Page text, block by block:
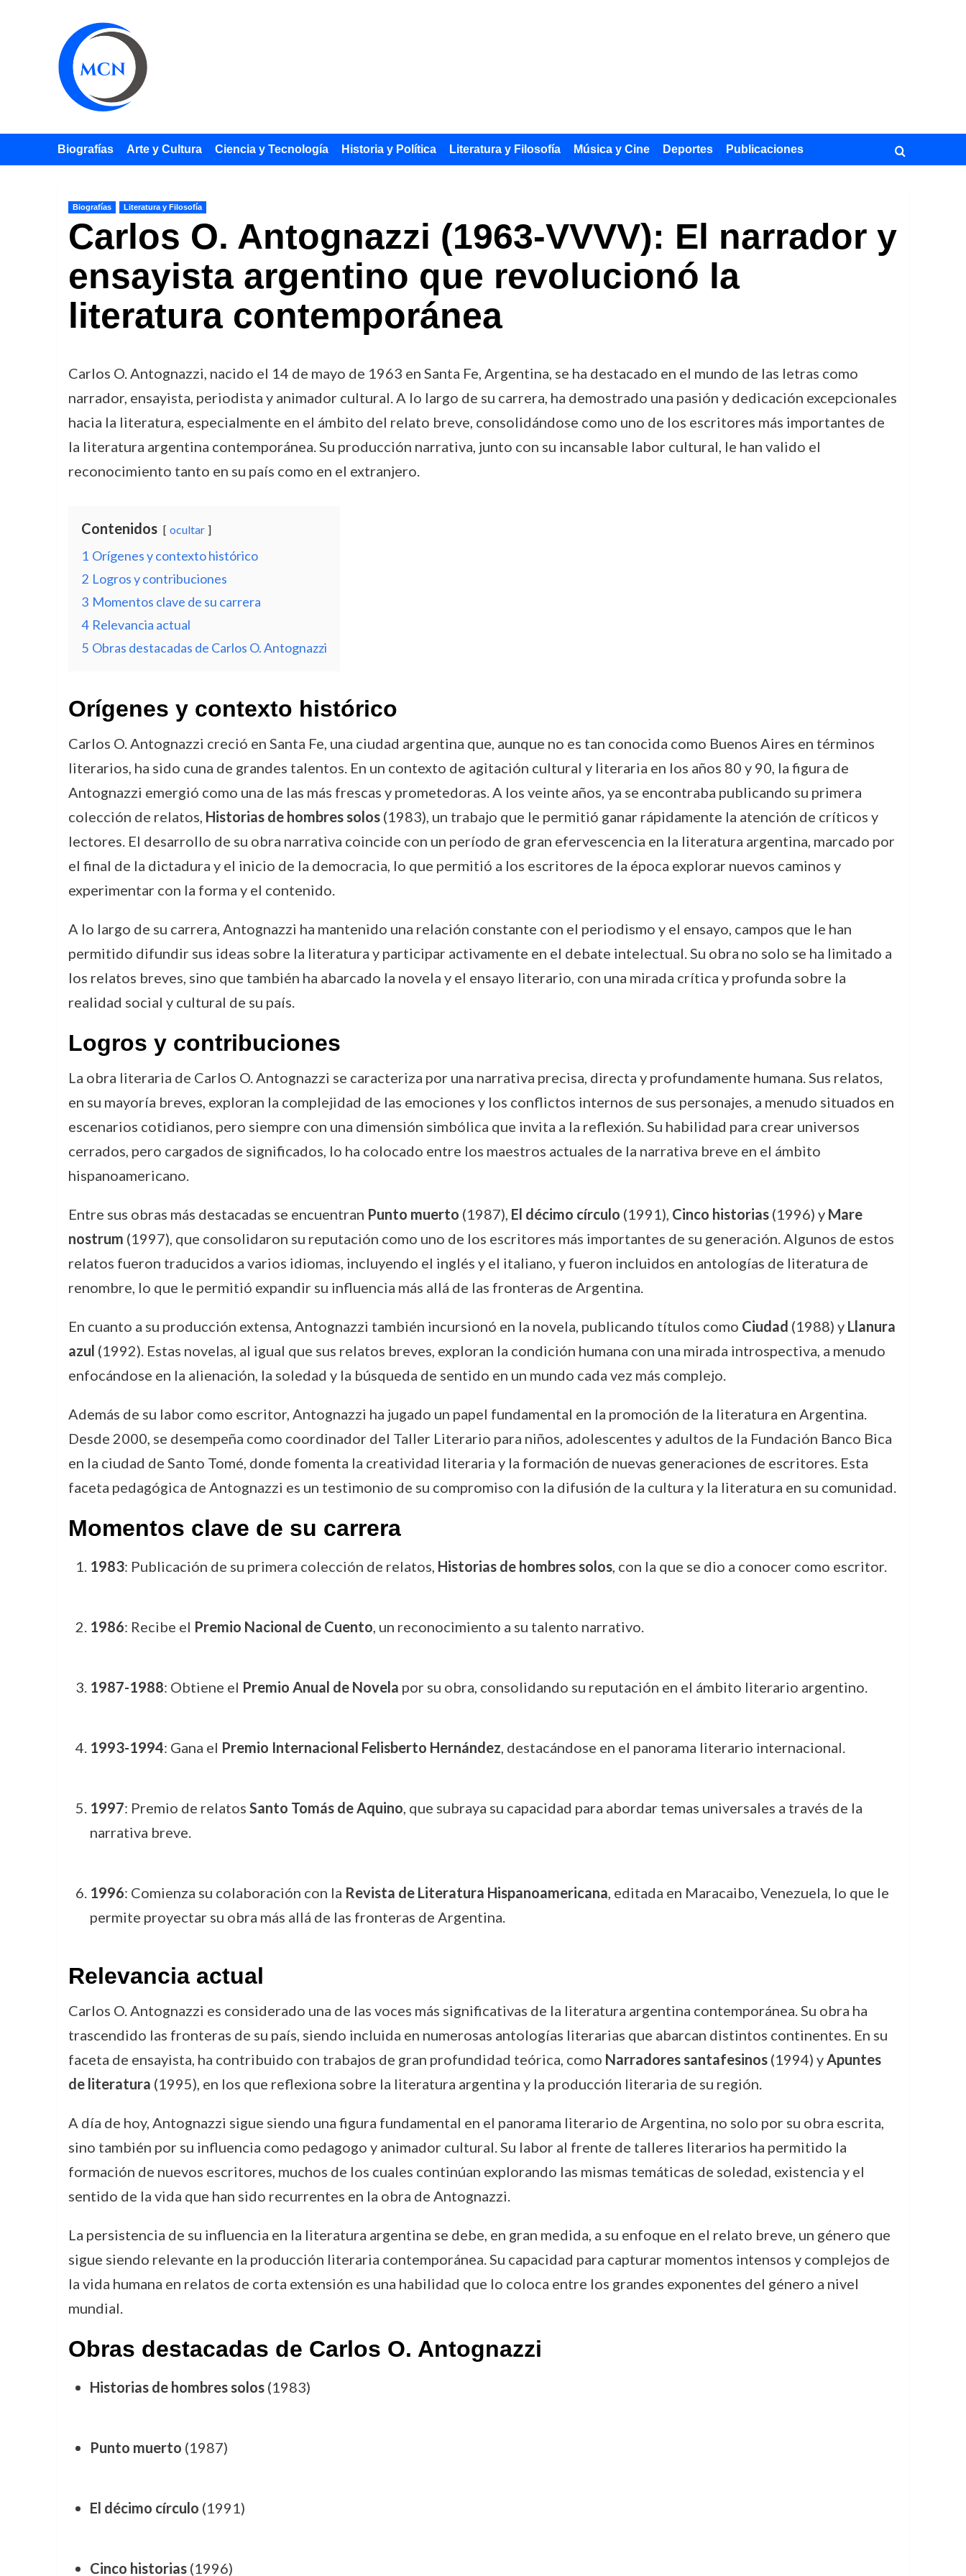
Biografías Arte y Cultura Ciencia y Tecnología Historia y Política Literatura y Filosofía Música y Cine Deportes Publicaciones
Biografías Literatura y Filosofía
Carlos O. Antognazzi (1963-VVVV): El narrador y
ensayista argentino que revolucionó la
literatura contemporánea
Carlos O. Antognazzi, nacido el 14 de mayo de 1963 en Santa Fe, Argentina, se ha destacado en el mundo de las letras como
narrador, ensayista, periodista y animador cultural. A lo largo de su carrera, ha demostrado una pasión y dedicación excepcionales
hacia la literatura, especialmente en el ámbito del relato breve, consolidándose como uno de los escritores más importantes de
la literatura argentina contemporánea. Su producción narrativa, junto con su incansable labor cultural, le han valido el
reconocimiento tanto en su país como en el extranjero.
Contenidos ocultar
1 Orígenes y contexto histórico
2 Logros y contribuciones
3 Momentos clave de su carrera
4 Relevancia actual
5 Obras destacadas de Carlos O. Antognazzi
Orígenes y contexto histórico
Carlos O. Antognazzi creció en Santa Fe, una ciudad argentina que, aunque no es tan conocida como Buenos Aires en términos
literarios, ha sido cuna de grandes talentos. En un contexto de agitación cultural y literaria en los años 80 y 90, la figura de
Antognazzi emergió como una de las más frescas y prometedoras. A los veinte años, ya se encontraba publicando su primera
colección de relatos, Historias de hombres solos(1983), un trabajo que le permitió ganar rápidamente la atención de críticos y
lectores. El desarrollo de su obra narrativa coincide con un período de gran efervescencia en la literatura argentina, marcado por
el final de la dictadura y el inicio de la democracia, lo que permitió a los escritores de la época explorar nuevos caminos y
experimentar con la forma y el contenido.
A lo largo de su carrera, Antognazzi ha mantenido una relación constante con el periodismo y el ensayo, campos que le han
permitido difundir sus ideas sobre la literatura y participar activamente en el debate intelectual. Su obra no solo se ha limitado a
los relatos breves, sino que también ha abarcado la novela y el ensayo literario, con una mirada crítica y profunda sobre la
realidad social y cultural de su país.
Logros y contribuciones
La obra literaria de Carlos O. Antognazzi se caracteriza por una narrativa precisa, directa y profundamente humana. Sus relatos,
en su mayoría breves, exploran la complejidad de las emociones y los conflictos internos de sus personajes, a menudo situados en
escenarios cotidianos, pero siempre con una dimensión simbólica que invita a la reflexión. Su habilidad para crear universos
cerrados, pero cargados de significados, lo ha colocado entre los maestros actuales de la narrativa breve en el ámbito
hispanoamericano.
Entre sus obras más destacadas se encuentran Punto muerto (1987), El décimo círculo (1991), Cinco historias(1996) y Mare
nostrum (1997), que consolidaron su reputación como uno de los escritores más importantes de su generación. Algunos de estos
relatos fueron traducidos a varios idiomas, incluyendo el inglés y el italiano, y fueron incluidos en antologías de literatura de
renombre, lo que le permitió expandir su influencia más allá de las fronteras de Argentina.
En cuanto a su producción extensa, Antognazzi también incursionó en la novela, publicando títulos como Ciudad (1988) y Llanura
azul (1992). Estas novelas, al igual que sus relatos breves, exploran la condición humana con una mirada introspectiva, a menudo
enfocándose en la alienación, la soledad y la búsqueda de sentido en un mundo cada vez más complejo.
Además de su labor como escritor, Antognazzi ha jugado un papel fundamental en la promoción de la literatura en Argentina.
Desde 2000, se desempeña como coordinador del Taller Literario para niños, adolescentes y adultos de la Fundación Banco Bica
en la ciudad de Santo Tomé, donde fomenta la creatividad literaria y la formación de nuevas generaciones de escritores. Esta
faceta pedagógica de Antognazzi es un testimonio de su compromiso con la difusión de la cultura y la literatura en su comunidad.
Momentos clave de su carrera
1983: Publicación de su primera colección de relatos, Historias de hombres solos, con la que se dio a conocer como escritor.
1986: Recibe el Premio Nacional de Cuento, un reconocimiento a su talento narrativo.
1987-1988: Obtiene el Premio Anual de Novela por su obra, consolidando su reputación en el ámbito literario argentino.
1993-1994: Gana el Premio Internacional Felisberto Hernández, destacándose en el panorama literario internacional.
1997: Premio de relatos Santo Tomás de Aquino, que subraya su capacidad para abordar temas universales a través de la
narrativa breve.
1996: Comienza su colaboración con la Revista de Literatura Hispanoamericana, editada en Maracaibo, Venezuela, lo que le
permite proyectar su obra más allá de las fronteras de Argentina.
Relevancia actual
Carlos O. Antognazzi es considerado una de las voces más significativas de la literatura argentina contemporánea. Su obra ha
trascendido las fronteras de su país, siendo incluida en numerosas antologías literarias que abarcan distintos continentes. En su
faceta de ensayista, ha contribuido con trabajos de gran profundidad teórica, como Narradores santafesinos(1994) yApuntes
de literatura (1995), en los que reflexiona sobre la literatura argentina y la producción literaria de su región.
A día de hoy, Antognazzi sigue siendo una figura fundamental en el panorama literario de Argentina, no solo por su obra escrita,
sino también por su influencia como pedagogo y animador cultural. Su labor al frente de talleres literarios ha permitido la
formación de nuevos escritores, muchos de los cuales continúan explorando las mismas temáticas de soledad, existencia y el
sentido de la vida que han sido recurrentes en la obra de Antognazzi.
La persistencia de su influencia en la literatura argentina se debe, en gran medida, a su enfoque en el relato breve, un género que
sigue siendo relevante en la producción literaria contemporánea. Su capacidad para capturar momentos intensos y complejos de
la vida humana en relatos de corta extensión es una habilidad que lo coloca entre los grandes exponentes del género a nivel
mundial.
Obras destacadas de Carlos O. Antognazzi
Historias de hombres solos(1983)
Punto muerto (1987)
El décimo círculo (1991)
Cinco historias(1996)